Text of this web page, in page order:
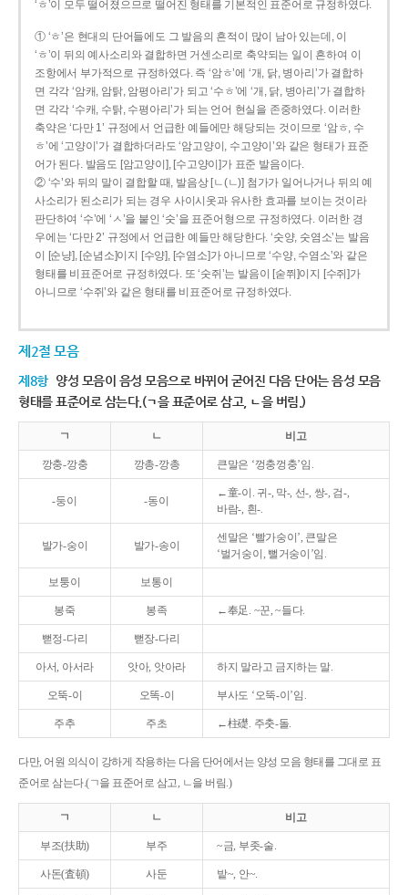
‘ㅎ’이 모두 떨어졌으므로 떨어진 형태를 기본적인 표준어로 규정하였다.
① ‘ㅎ’은 현대의 단어들에도 그 발음의 흔적이 많이 남아 있는데, 이
‘ㅎ’이 뒤의 예사소리와 결합하면 거센소리로 축약되는 일이 흔하여 이
조항에서 부가적으로 규정하였다. 즉 ‘암ㅎ’에 ‘개, 닭, 병아리’가 결합하
면 각각 ‘암캐, 암탉, 암평아리’가 되고 ‘수ㅎ’에 ‘개, 닭, 병아리’가 결합하
면 각각 ‘수캐, 수탉, 수평아리’가 되는 언어 현실을 존중하였다. 이러한
축약은 ‘다만 1’ 규정에서 언급한 예들에만 해당되는 것이므로 ‘암ㅎ, 수
ㅎ’에 ‘고양이’가 결합하더라도 ‘암고양이, 수고양이’와 같은 형태가 표준
어가 된다. 발음도 [암고양이], [수고양이]가 표준 발음이다.
② ‘수’와 뒤의 말이 결합할 때, 발음상 [ㄴ(ㄴ)] 첨가가 일어나거나 뒤의 예
사소리가 된소리가 되는 경우 사이시옷과 유사한 효과를 보이는 것이라
판단하여 ‘수’에 ‘ㅅ’을 붙인 ‘숫’을 표준어형으로 규정하였다. 이러한 경
우에는 ‘다만 2’ 규정에서 언급한 예들만 해당한다. ‘숫양, 숫염소’는 발음
이 [순냥], [순념소]이지 [수양], [수염소]가 아니므로 ‘수양, 수염소’와 같은
형태를 비표준어로 규정하였다. 또 ‘숫쥐’는 발음이 [숟쮜]이지 [수쥐]가
아니므로 ‘수쥐’와 같은 형태를 비표준어로 규정하였다.
제2절 모음
제8항 양성 모음이 음성 모음으로 바뀌어 굳어진 다음 단어는 음성 모음
형태를 표준어로 삼는다.(ㄱ을 표준어로 삼고, ㄴ을 버림.)
ㄱ ㄴ 비고
깡충-깡충 깡총-깡총 큰말은 ‘껑충껑충’임.
-둥이 -동이
←童-이. 귀-, 막-, 선-, 쌍-, 검-,
바람-, 흰-.
발가-숭이 발가-송이
센말은 ‘빨가숭이’, 큰말은
‘벌거숭이, 뻘거숭이’임.
보퉁이 보통이
봉죽 봉족 ←奉足. ~꾼, ~들다.
뻗정-다리 뻗장-다리
아서, 아서라 앗아, 앗아라 하지 말라고 금지하는 말.
오뚝-이 오똑-이 부사도 ‘오뚝-이’임.
주추 주초 ←柱礎. 주춧-돌.
다만, 어원 의식이 강하게 작용하는 다음 단어에서는 양성 모음 형태를 그대로 표
준어로 삼는다.(ㄱ을 표준어로 삼고, ㄴ을 버림.)
ㄱ ㄴ 비고
부조(扶助) 부주 ~금, 부좃-술.
사돈(査頓) 사둔 밭~, 안~.